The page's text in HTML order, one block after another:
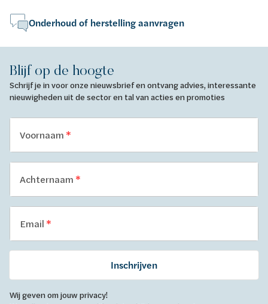
Onderhoud of herstelling aanvragen
Blijf op de hoogte
Schrijf je in voor onze nieuwsbrief en ontvang advies, interessante
nieuwigheden uit de sector en tal van acties en promoties
Voornaam
Achternaam
Email
Inschrijven
Wij geven om jouw privacy!